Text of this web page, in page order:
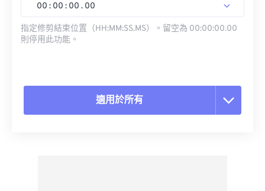
00 : 00 : 00 . 00
指定修剪結束位置（HH:MM:SS.MS）。留空為 00:00:00.00
則停用此功能。
適用於所有